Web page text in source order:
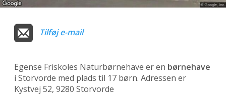
Tilføj e-mail
Egense Friskoles Naturbørnehave er en børnehave
i Storvorde med plads til 17 børn. Adressen er
Kystvej 52, 9280 Storvorde